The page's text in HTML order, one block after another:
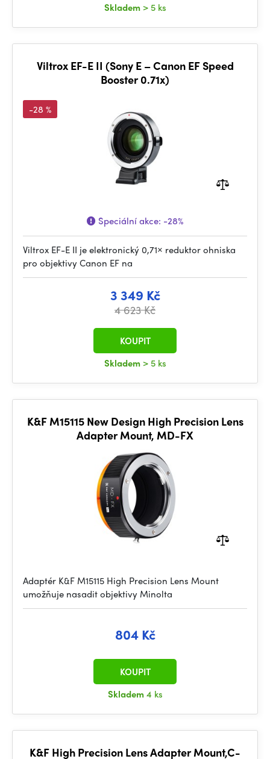
Skladem > 5 ks
Viltrox EF-E II (Sony E – Canon EF Speed
Booster 0.71x)
-28 %
Speciální akce: -28%
Viltrox EF-E II je elektronický 0,71× reduktor ohniska
pro objektivy Canon EF na
3 349 Kč
4 623 Kč
Skladem > 5 ks
KOUPIT
K&F M15115 New Design High Precision Lens
Adapter Mount, MD-FX
Adaptér K&F M15115 High Precision Lens Mount
umožňuje nasadit objektivy Minolta
804 Kč
Skladem4 ks
KOUPIT
K&F High Precision Lens Adapter Mount,C-